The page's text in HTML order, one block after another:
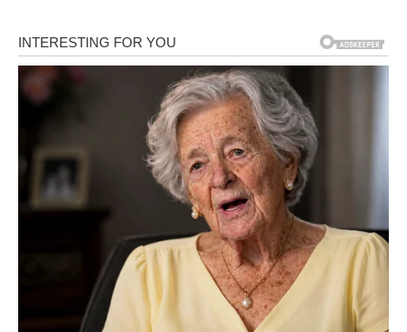
Nova perspektiva kod Device dolazi kroz jasnoću.
Počinjete da vidite gde ste davali previše, a gde ste sebe
zanemarivali. Nove šanse se pojavljuju u poslu, ali i u
ličnom razvoju. Možete dobiti ponudu, ideju ili priliku koja
vam omogućava stabilnost, ali bez iscrpljivanja.
U ljubavi, Device ulaze u zreliju fazu. Ili se odnos
produbljuje i postaje zdraviji, ili jasno shvatate da nešto
nema budućnost i puštate bez krivice. Slobodne Device
mogu upoznati osobu koja ne unosi haos, već mir – i to je
najveća promena.